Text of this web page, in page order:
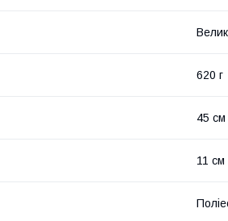
620 г
45 см
11 см